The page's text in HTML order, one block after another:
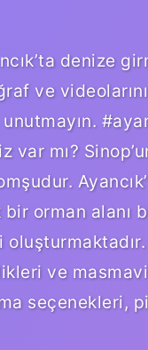
denize
ve
var mı?
orman alanı
ve
seçenekleri,